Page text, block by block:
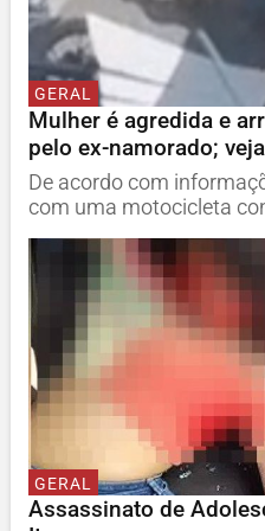
GERAL
Mulher é agredida e
pelo ex-namorado;
De acordo com
com uma motocicleta
GERAL
Assassinato de